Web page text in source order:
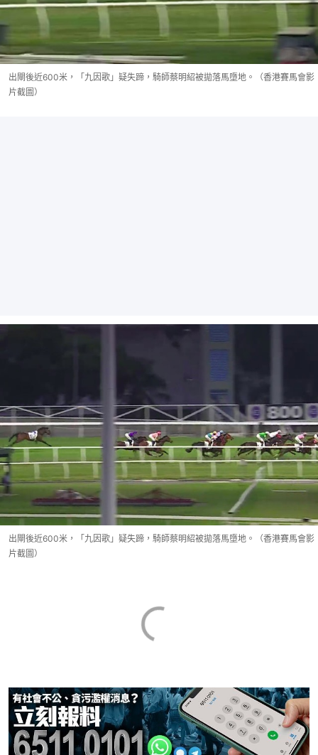
出閘後近600米，「九因歌」疑失蹄，騎師蔡明紹被拋落馬墮地。（香港賽馬會影
片截圖）
出閘後近600米，「九因歌」疑失蹄，騎師蔡明紹被拋落馬墮地。（香港賽馬會影
片截圖）